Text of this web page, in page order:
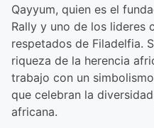
Qayyum, quien es el
Rally y uno de los lideres
respetados de Filadelfia.
riqueza de la herencia
trabajo con un
que celebran la
africana.